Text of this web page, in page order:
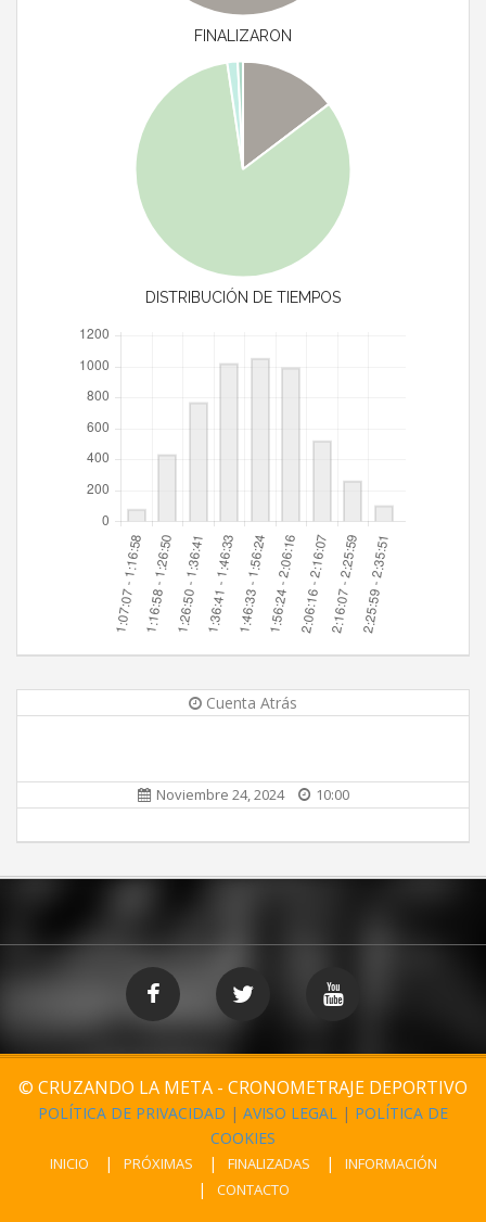
FINALIZARON
DISTRIBUCIÓN DE TIEMPOS
Cuenta Atrás
Noviembre 24, 2024 10:00
© CRUZANDO LA META - CRONOMETRAJE DEPORTIVO
POLÍTICA DE PRIVACIDAD | AVISO LEGAL | POLÍTICA DE
COOKIES
INICIO PRÓXIMAS FINALIZADAS
INFORMACIÓN
CONTACTO